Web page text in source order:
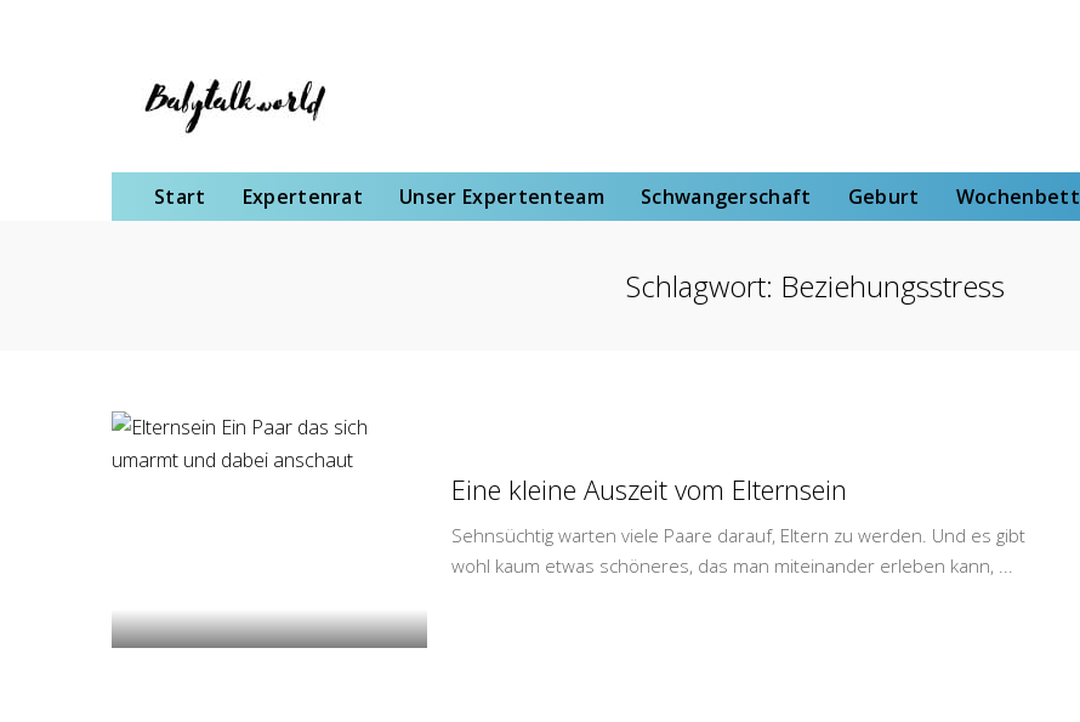
Start Expertenrat Unser Expertenteam Schwangerschaft Geburt Wochenbett
Schlagwort: Beziehungsstress
Eine kleine Auszeit vom Elternsein
Sehnsüchtig warten viele Paare darauf, Eltern zu werden. Und es gibt
wohl kaum etwas schöneres, das man miteinander erleben kann,